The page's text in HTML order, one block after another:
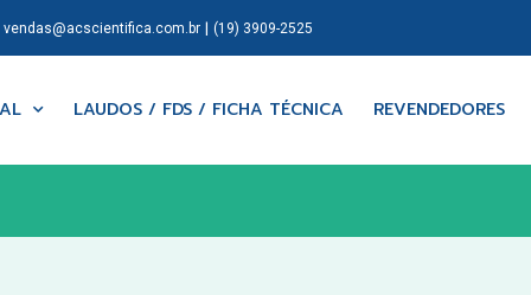
vendas@acscientifica.com.br| (19) 3909-2525
LAUDOS / FDS / FICHA TÉCNICA REVENDEDORES